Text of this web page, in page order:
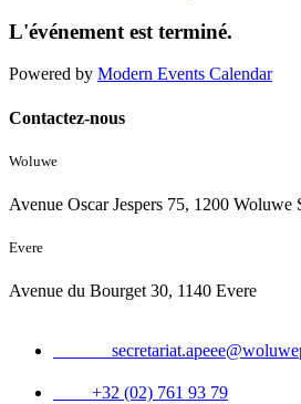
L'événement est terminé.
Powered by Modern Events Calendar
Contactez-nous
Woluwe
Avenue Oscar Jespers 75, 1200 Woluwe
Evere
Avenue du Bourget 30, 1140 Evere
+32 (02) 761 93 79